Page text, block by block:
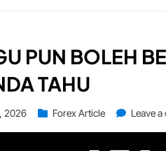
PUN BOLEH
TAHU
2026 Forex Article Leave